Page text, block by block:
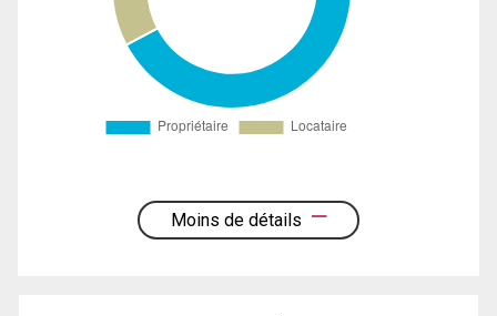
Moins de détails